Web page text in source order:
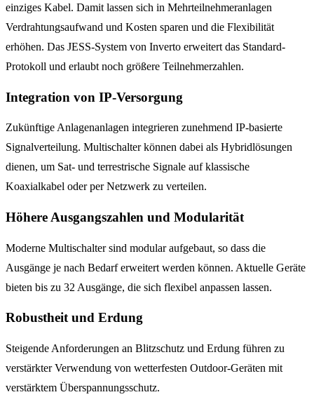
einziges Kabel. Damit lassen sich in Mehrteilnehmeranlagen
Verdrahtungsaufwand und Kosten sparen und die Flexibilität
erhöhen. Das JESS-System von Inverto erweitert das Standard-
Protokoll und erlaubt noch größere Teilnehmerzahlen.
Integration von IP-Versorgung
Zukünftige Anlagenanlagen integrieren zunehmend IP-basierte
Signalverteilung. Multischalter können dabei als Hybridlösungen
dienen, um Sat- und terrestrische Signale auf klassische
Koaxialkabel oder per Netzwerk zu verteilen.
Höhere Ausgangszahlen und Modularität
Moderne Multischalter sind modular aufgebaut, so dass die
Ausgänge je nach Bedarf erweitert werden können. Aktuelle Geräte
bieten bis zu 32 Ausgänge, die sich flexibel anpassen lassen.
Robustheit und Erdung
Steigende Anforderungen an Blitzschutz und Erdung führen zu
verstärkter Verwendung von wetterfesten Outdoor-Geräten mit
verstärktem Überspannungsschutz.